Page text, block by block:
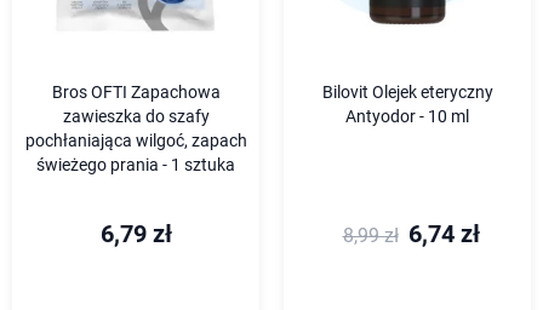
Bros OFTI Zapachowa
zawieszka do szafy
pochłaniająca wilgoć, zapach
świeżego prania - 1 sztuka
6,79 zł
Bilovit Olejek eteryczny
Antyodor - 10 ml
8,99 zł 6,74 zł